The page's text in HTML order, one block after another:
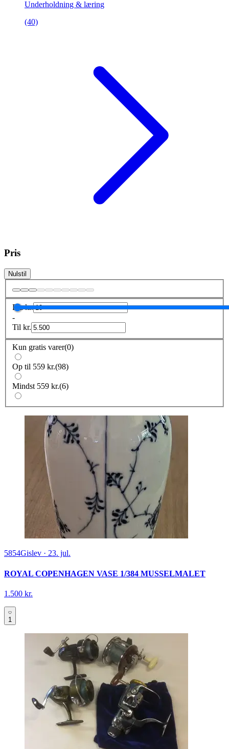
Underholdning & læring
(40)
Pris
Nulstil
Frakr.
-
Til kr.
Kun gratis varer(0)
Op til 559 kr.(98)
Mindst 559 kr.(6)
5854Gislev · 23. jul.
ROYAL COPENHAGEN VASE 1/384 MUSSELMALET
1.500 kr.
1